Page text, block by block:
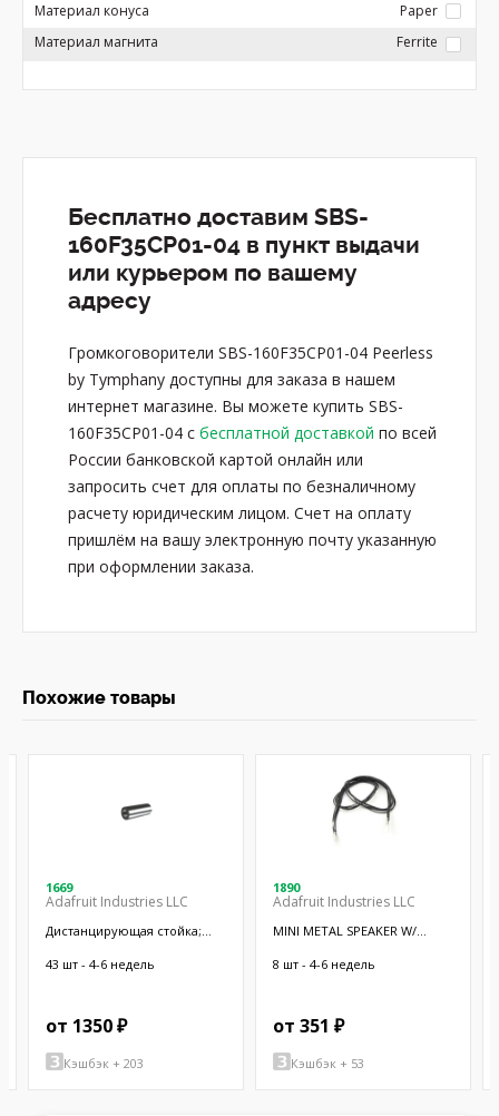
Материал конуса
Paper
Материал магнита
Ferrite
Бесплатно доставим SBS-
160F35CP01-04 в пункт выдачи
или курьером по вашему
адресу
Громкоговорители SBS-160F35CP01-04 Peerless
by Tymphany доступны для заказа в нашем
интернет магазине. Вы можете купить SBS-
160F35CP01-04 с бесплатной доставкой по всей
России банковской картой онлайн или
запросить счет для оплаты по безналичному
расчету юридическим лицом. Счет на оплату
пришлём на вашу электронную почту указанную
при оформлении заказа.
Похожие товары
1669
Adafruit Industries LLC
Дистанцирующая стойка;
латунь; никель
43 шт - 4-6 недель
от 1350 ₽
Кэшбэк + 203
1890
Adafruit Industries LLC
MINI METAL SPEAKER W/
8 шт - 4-6 недель
от 351 ₽
Кэшбэк + 53